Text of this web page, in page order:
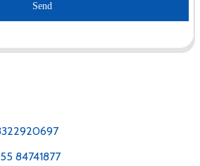
Send
84741877